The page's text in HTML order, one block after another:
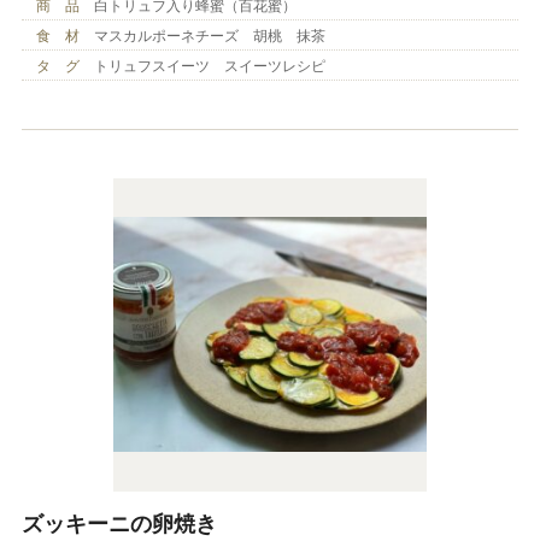
商 品
白トリュフ入り蜂蜜（百花蜜）
食 材
マスカルポーネチーズ 胡桃 抹茶
タ グ
トリュフスイーツ スイーツレシピ
ズッキーニの卵焼き